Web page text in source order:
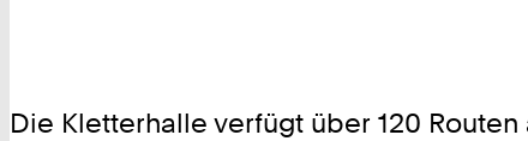
Die Kletterhalle verfügt über 120